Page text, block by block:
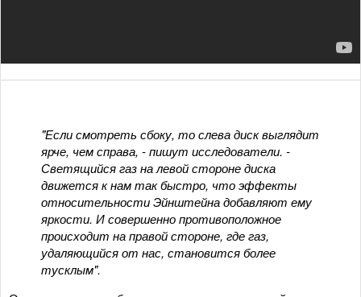
"Если смотреть сбоку, то слева диск выглядит
ярче, чем справа, - пишут исследователи. -
Светящийся газ на левой стороне диска
движется к нам так быстро, что эффекты
относительности Эйнштейна добавляют ему
яркости. И совершенно противоположное
происходит на правой стороне, где газ,
удаляющийся от нас, становится более
тусклым".